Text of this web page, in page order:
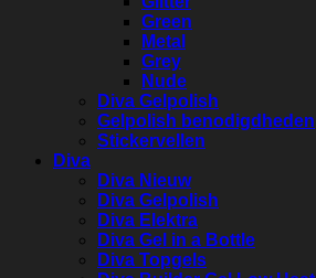
Green
Metal
Grey
Nude
Diva Gelpolish
Gelpolish benodigdheden
Stickervellen
Diva
Diva Nieuw
Diva Gelpolish
Diva Elektra
Diva Gel in a Bottle
Diva Topgels